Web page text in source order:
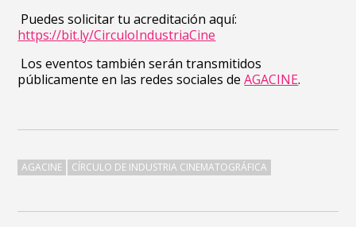
Puedes solicitar tu acreditación aquí:
https://bit.ly/CirculoIndustriaCine
Los eventos también serán transmitidos
públicamente en las redes sociales deAGACINE.
AGACINE CÍRCULO DE INDUSTRIA CINEMATOGRÁFICA